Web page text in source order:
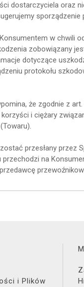
dostarczyciela oraz
w chwili
zobowiązany
dotyczące
protokołu
że zgodnie z
i ciężary
przesłany przez
na
i Plików